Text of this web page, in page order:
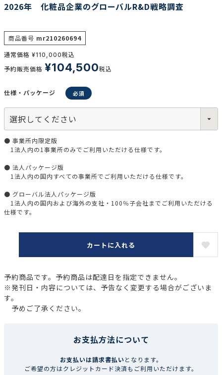
2026年 化粧品企業のグローバルR&D戦略調査
商品番号 mr210260694
通常価格 ¥110,000税込
予約販売価格 ¥104,500税込
仕様・パッケージ
● 事業所内限定版
1法人内の1事業所のみでご利用いただける仕様です。
● 法人パッケージ版
1法人内の国内すべての事業所でご利用いただける仕様です。
● グローバル法人パッケージ版
1法人内の国内および海外の支社・100％子会社までご利用いただける
仕様です。
カートに入れる
予約商品です。予約商品は配達日を指定できません。
※発刊日・内容については、予告なく変更する場合がございま
す。
予めご了承ください。
お支払方法について
お支払いは請求書払いとなります。
ご希望の方はクレジットカード決済もご利用いただけます。